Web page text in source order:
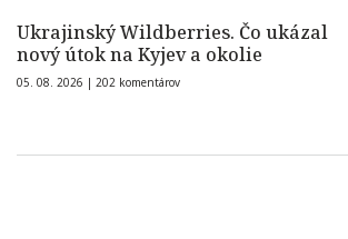
Ukrajinský Wildberries. Čo ukázal
nový útok na Kyjev a okolie
05. 08. 2026 | 202 komentárov